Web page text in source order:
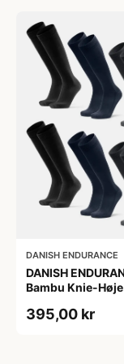
OEKO-TEX®
100 cert.
DANISH ENDURANCE
DANISH
Bambu Knie-Høje
Navy Blå, 6-Pak
395,00 kr